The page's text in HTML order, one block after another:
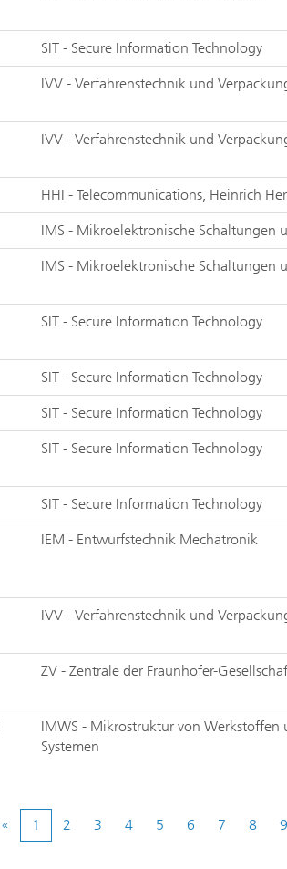
SIT - Secure Information Technology
IVV - Verfahrenstechnik und
IVV - Verfahrenstechnik und
HHI - Telecommunications, Heinrich
IMS - Mikroelektronische Schaltungen
IMS - Mikroelektronische Schaltungen
SIT - Secure Information Technology
SIT - Secure Information Technology
SIT - Secure Information Technology
SIT - Secure Information Technology
SIT - Secure Information Technology
IEM - Entwurfstechnik Mechatronik
IVV - Verfahrenstechnik und
ZV - Zentrale der Fraunhofer-
IMWS - Mikrostruktur von Werkstoffen
Systemen
« 1 2 3 4 5 6 7 8 9